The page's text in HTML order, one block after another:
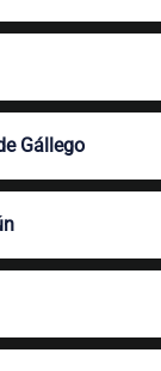
Gállego